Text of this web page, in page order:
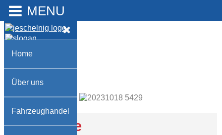
MENU
Home
Über uns
Fahrzeughandel
Ersatzteile